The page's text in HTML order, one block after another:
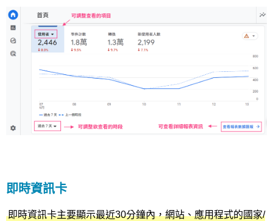
即時資訊卡
即時資訊卡主要顯示最近30分鐘內，網站、應用程式的國家/